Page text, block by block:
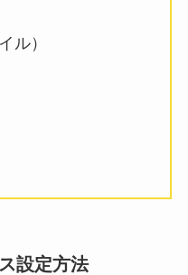
ル）
設定方法